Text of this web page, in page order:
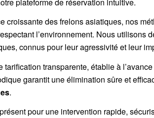
croissante des frelons asiatiques, nos
l’environnement. Nous utilisons
, connus pour leur agressivité et leur
tarification transparente, établie à
garantit une élimination sûre et
.
pour une intervention rapide,